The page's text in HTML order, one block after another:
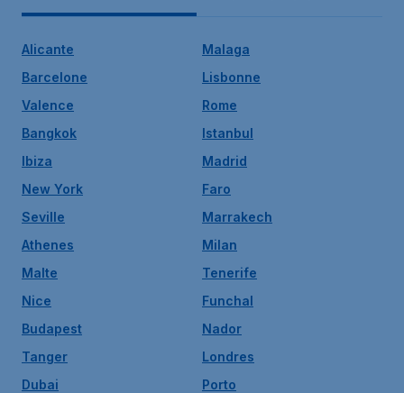
Alicante
Malaga
Barcelone
Lisbonne
Valence
Rome
Bangkok
Istanbul
Ibiza
Madrid
New York
Faro
Seville
Marrakech
Athenes
Milan
Malte
Tenerife
Nice
Funchal
Budapest
Nador
Tanger
Londres
Dubai
Porto